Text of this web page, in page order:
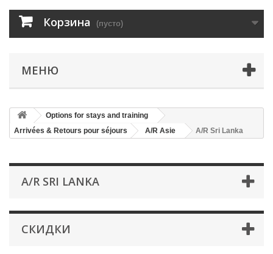
Корзина (пусто)
МЕНЮ
Options for stays and training
Arrivées & Retours pour séjours
A/R Asie A/R Sri Lanka
A/R SRI LANKA
СКИДКИ